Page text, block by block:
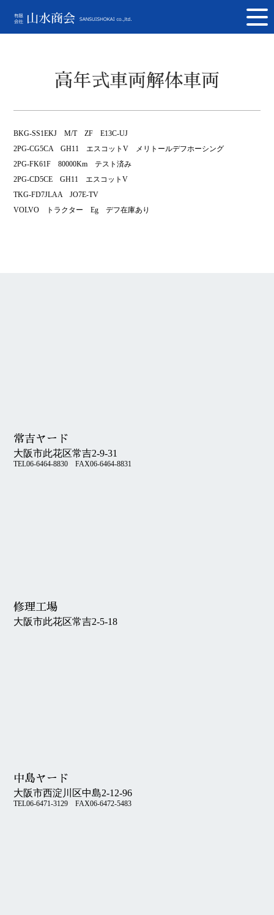
高年式車両解体車両
BKG-SS1EKJ M/T ZF E13C-UJ
2PG-CG5CA GH11 エスコットV メリトールデフホーシング
2PG-FK61F 80000Km テスト済み
2PG-CD5CE GH11 エスコットV
TKG-FD7JLAA JO7E-TV
VOLVO トラクター Eg デフ在庫あり
常吉ヤード
大阪市此花区常吉2-9-31
TEL06-6464-8830 FAX06-6464-8831
修理工場
大阪市此花区常吉2-5-18
中島ヤード
大阪市西淀川区中島2-12-96
TEL06-6471-3129 FAX06-6472-5483